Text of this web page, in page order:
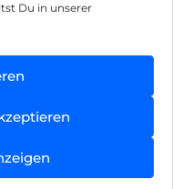
Du in unserer
sein?